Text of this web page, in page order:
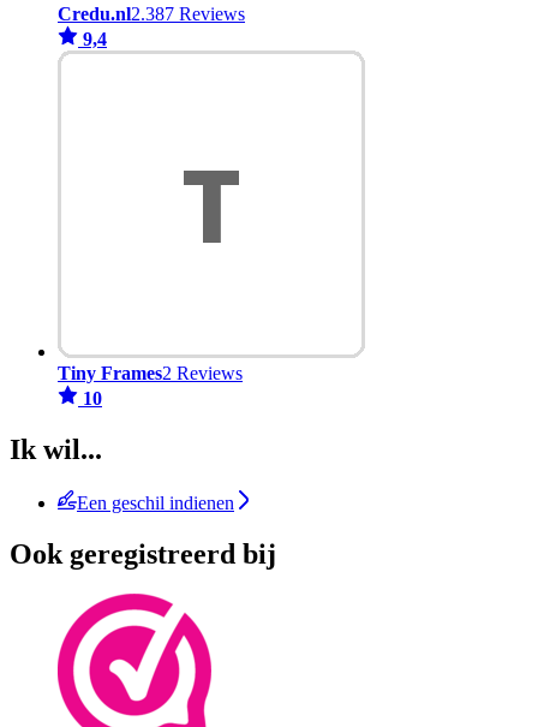
Credu.nl2.387 Reviews
9,4
Tiny Frames2 Reviews
10
Ik wil...
Een geschil indienen
Ook geregistreerd bij